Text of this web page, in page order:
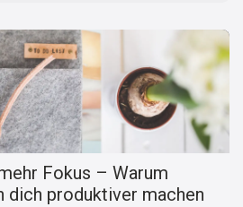
Fokus – Warum
dich produktiver machen